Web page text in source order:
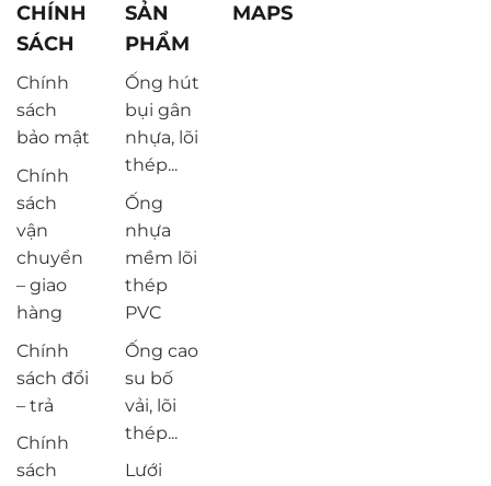
CHÍNH
SÁCH
Chính
sách
bảo mật
Chính
sách
vận
chuyển
– giao
hàng
Chính
sách đổi
– trả
Chính
sách
SẢN
PHẨM
Ống hút
bụi gân
nhựa, lõi
thép...
Ống
nhựa
mềm lõi
thép
PVC
Ống cao
su bố
vải, lõi
thép...
Lưới
MAPS